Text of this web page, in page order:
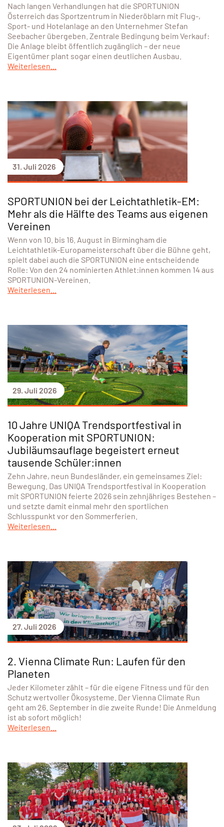
Nach langen Verhandlungen hat die SPORTUNION
Österreich das Sportzentrum in Niederöblarn mit Flug-,
Sport- und Hotelanlage an den Unternehmer Stefan
Seebacher übergeben. Zentrale Bedingung beim Verkauf:
Die Anlage bleibt öffentlich zugänglich – der neue
Eigentümer plant sogar einen deutlichen Ausbau.
Weiterlesen...
31. Juli 2026
SPORTUNION bei der Leichtathletik-EM:
Mehr als die Hälfte des Teams aus eigenen
Vereinen
Wenn von 10. bis 16. August in Birmingham die
Leichtathletik-Europameisterschaft über die Bühne geht,
spielt dabei auch die SPORTUNION eine entscheidende
Rolle: Von den 24 nominierten Athlet:innen kommen 14 aus
SPORTUNION-Vereinen.
Weiterlesen...
29. Juli 2026
10 Jahre UNIQA Trendsportfestival in
Kooperation mit SPORTUNION:
Jubiläumsauflage begeistert erneut
tausende Schüler:innen
Zehn Jahre, neun Bundesländer, ein gemeinsames Ziel:
Bewegung. Das UNIQA Trendsportfestival in Kooperation
mit SPORTUNION feierte 2026 sein zehnjähriges Bestehen –
und setzte damit einmal mehr den sportlichen
Schlusspunkt vor den Sommerferien.
Weiterlesen...
27. Juli 2026
2. Vienna Climate Run: Laufen für den
Planeten
Jeder Kilometer zählt – für die eigene Fitness und für den
Schutz wertvoller Ökosysteme. Der Vienna Climate Run
geht am 26. September in die zweite Runde! Die Anmeldung
ist ab sofort möglich!
Weiterlesen...